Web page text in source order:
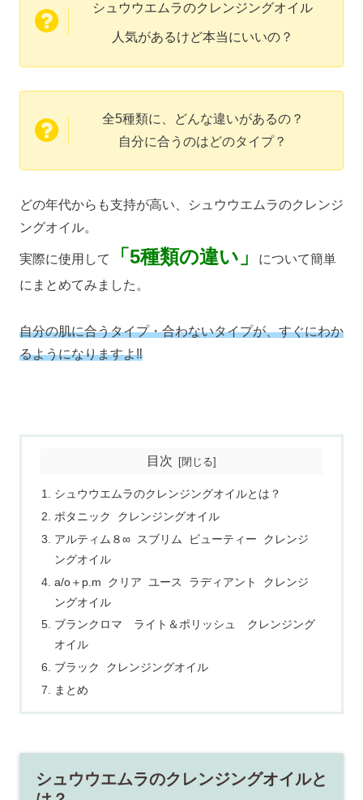
シュウウエムラのクレンジングオイル
人気があるけど本当にいいの？
全5種類に、
どんな違いがあるの？
自分に合うのはどのタイプ？
どの年代からも支持が高い、シュウウエムラのクレンジ
ングオイル。
実際に使用して 「 5種類の違い」
について簡単
にまとめてみました。
自分の肌に合うタイプ・合わないタイプが、すぐにわか
るようになりますよ‼
目次
シュウウエムラのクレンジングオイルとは？
ボタニック クレンジングオイル
アルティム８∞ スブリム ビューティー クレンジ
ングオイル
a/o＋p.m クリア ユース ラディアント クレンジ
ングオイル
ブランクロマ ライト＆ポリッシュ クレンジング
オイル
ブラック クレンジングオイル
まとめ
シュウウエムラのクレンジングオイルと